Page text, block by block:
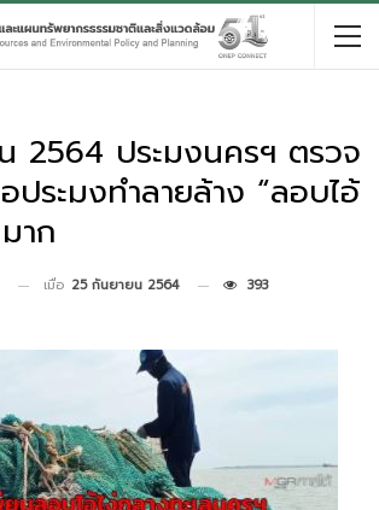
2564 ประมงนครฯ ตรวจ
ประมงทำลายล้าง “ลอบไอ้
าก
เมื่อ 25 กันยายน 2564 393